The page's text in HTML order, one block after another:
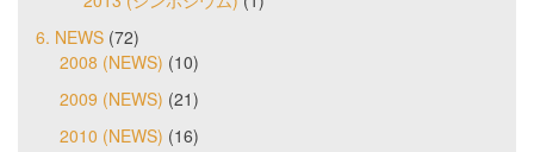
6. NEWS (72)
2008 (NEWS) (10)
2009 (NEWS) (21)
2010 (NEWS) (16)